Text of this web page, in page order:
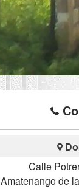
Calle
Amatenango de